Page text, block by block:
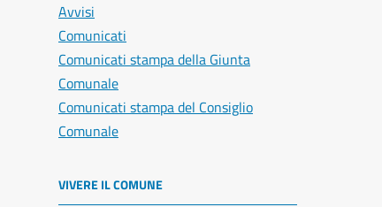
Avvisi
Comunicati
Comunicati stampa della Giunta
Comunale
Comunicati stampa del Consiglio
Comunale
VIVERE IL COMUNE